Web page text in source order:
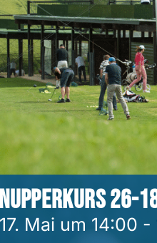
26-
Mai um 14:00 -